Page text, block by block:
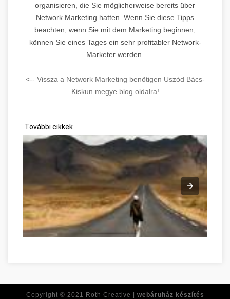
organisieren, die Sie möglicherweise bereits über
Network Marketing hatten. Wenn Sie diese Tipps
beachten, wenn Sie mit dem Marketing beginnen,
können Sie eines Tages ein sehr profitabler Network-
Marketer werden.
<-- Vissza a Network Marketing benötigen Uszód Bács-
Kiskun megye blog oldalra!
További cikkek
Copyright © 2021 Roth Creative | webáruház készítés